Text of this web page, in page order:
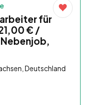
für
€ /
Deutschland